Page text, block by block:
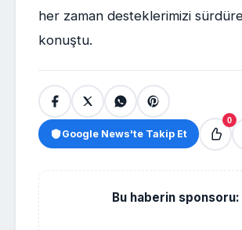
her zaman desteklerimizi
konuştu.
Google News'te Takip Et
0
Bu haberin sponsoru: